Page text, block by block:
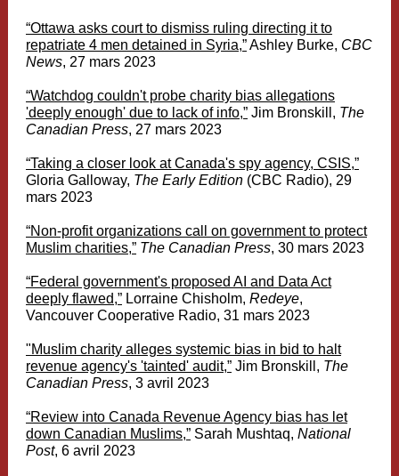
“Ottawa asks court to dismiss ruling directing it to
repatriate 4 men detained in Syria,”Ashley Burke, CBC
News, 27 mars 2023
“Watchdog couldn't probe charity bias allegations
'deeply enough' due to lack of info,” Jim Bronskill, The
Canadian Press, 27 mars 2023
“Taking a closer look at Canada's spy agency, CSIS,”
Gloria Galloway, The Early Edition (CBC Radio), 29
mars 2023
“Non-profit organizations call on government to protect
Muslim charities,” The Canadian Press, 30 mars 2023
“Federal government's proposed AI and Data Act
deeply flawed,” Lorraine Chisholm, Redeye,
Vancouver Cooperative Radio, 31 mars 2023
"Muslim charity alleges systemic bias in bid to halt
revenue agency's 'tainted' audit,” Jim Bronskill, The
Canadian Press, 3 avril 2023
“Review into Canada Revenue Agency bias has let
down Canadian Muslims,” Sarah Mushtaq, National
Post, 6 avril 2023